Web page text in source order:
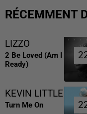
RÉCEMMENT
LIZZO
2 Be Loved (am I
Ready)
KEVIN LITTLE
Turn Me On